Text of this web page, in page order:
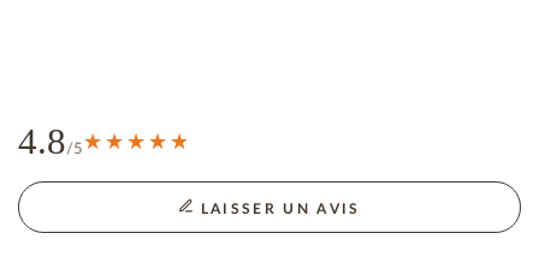
4.8/5
LAISSER UN AVIS